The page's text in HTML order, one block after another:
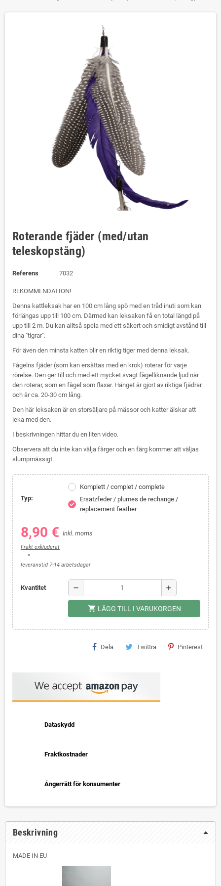
Roterande fjäder (med/utan
teleskopstång)
Referens 7032
REKOMMENDATION!
Denna kattleksak har en 100 cm lång spö med en tråd inuti som kan
förlängas upp till 100 cm. Därmed kan leksaken få en total längd på
upp till 2 m. Du kan alltså spela med ett säkert och smidigt avstånd till
dina "tigrar".
För även den minsta katten blir en riktig tiger med denna leksak.
Fågelns fjäder (som kan ersättas med en krok) roterar för varje
rörelse. Den ger till och med ett mycket svagt fågelliknande ljud när
den roterar, som en fågel som flaxar. Hänget är gjort av riktiga fjädrar
och är ca. 20-30 cm lång.
Den här leksaken är en storsäljare på mässor och katter älskar att
leka med den.
I beskrivningen hittar du en liten video.
Observera att du inte kan välja färger och en färg kommer att väljas
slumpmässigt.
Typ:
Komplett / complet / complete
check
Ersatzfeder / plumes de rechange /
replacement feather
8,90 € Inkl. moms
Frakt exkluderat
*
leveranstid 7-14 arbetsdagar
Kvantitet remove add
shopping_cart LÄGG TILL I VARUKORGEN
Dela Twittra Pinterest
Dataskydd
Fraktkostnader
Ångerrätt för konsumenter
Beskrivning
MADE IN EU